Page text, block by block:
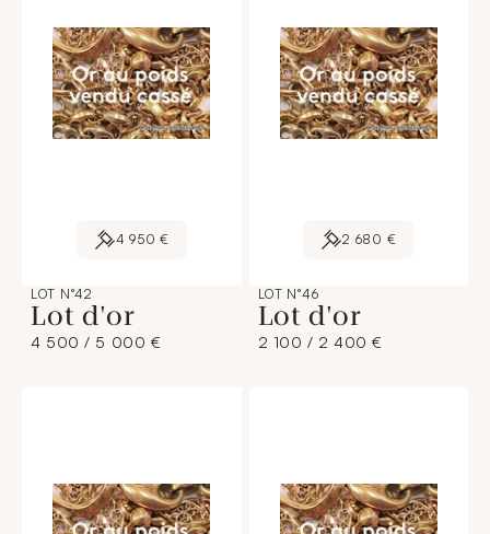
4 950 €
LOT N°42
Lot d'or
4 500 / 5 000 €
2 680 €
LOT N°46
Lot d'or
2 100 / 2 400 €